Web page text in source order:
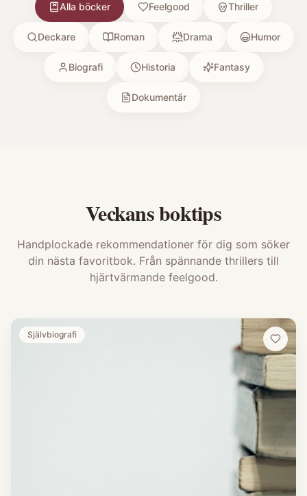
Alla böcker Feelgood Thriller
Deckare Roman Drama Humor
Biografi Historia Fantasy
Dokumentär
Veckans boktips
Handplockade rekommendationer för dig som söker
din nästa favoritbok. Från spännande thrillers till
hjärtvärmande feelgood.
Självbiografi